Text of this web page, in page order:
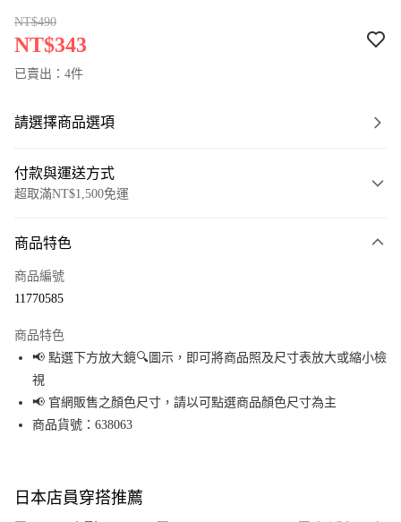
NT$490
NT$343
已賣出：4件
請選擇商品選項
付款與運送方式
超取滿NT$1,500免運
信用卡一次付款
Apple Pay
街口支付
悠遊付
全盈+PAY
大哥付你分期
商品特色
商品編號
11770585
商品特色
📢 點選下方放大鏡🔍圖示，即可將商品照及尺寸表放大或縮小檢
視
📢 官網販售之顏色尺寸，請以可點選商品顏色尺寸為主
商品貨號：638063
日本店員穿搭推薦